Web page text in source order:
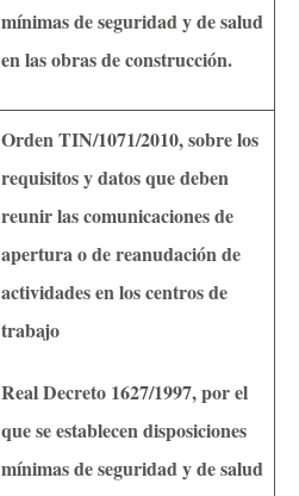
mínimas de seguridad y de salud
en las obras de construcción.
Orden TIN/1071/2010, sobre los
requisitos y datos que deben
reunir las comunicaciones de
apertura o de reanudación de
actividades en los centros de
trabajo
Real Decreto 1627/1997, por el
que se establecen disposiciones
mínimas de seguridad y de salud